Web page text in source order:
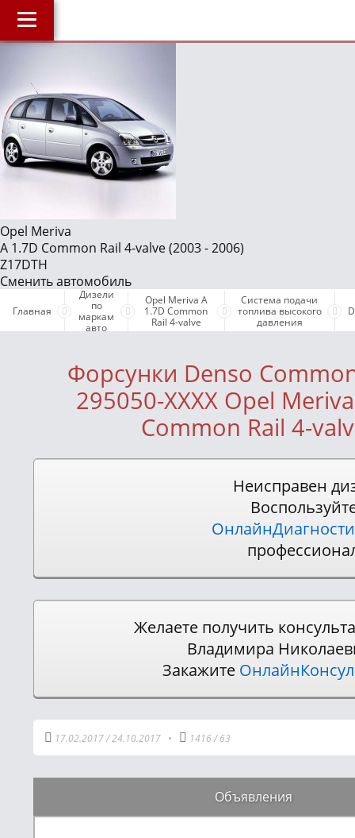
J
Наши услуги
Магазин
Библиотека
ОнлайнКонсультация по Дизелю
Дизели по маркам авто
Бесплатные объявления
Поддержка проекта и оплата услуг
Opel Meriva
A 1.7D Common Rail 4-valve (2003 - 2006)
Z17DTH
Сменить автомобиль
Главная
Дизели
по
маркам
авто
Opel Meriva A
1.7D Common
Rail 4-valve
Система подачи
топлива высокого
давления
Форсунки Denso
295050-ХХХХ Opel
Common Rail 4-
Неисправен
Желаете получить
Владимира
Закажите
17.02.2017/24.10.2017 • 1416/63
Объявления